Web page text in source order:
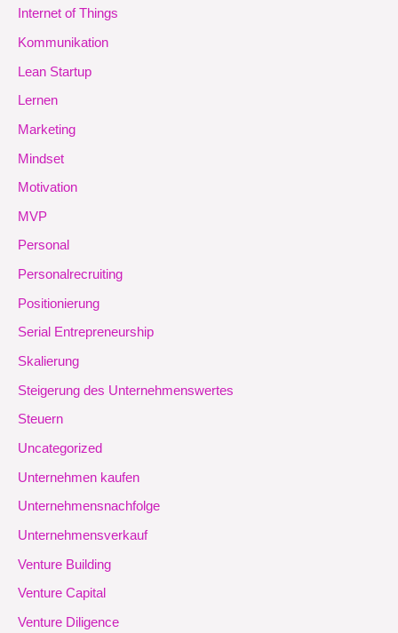
Internet of Things
Kommunikation
Lean Startup
Lernen
Marketing
Mindset
Motivation
MVP
Personal
Personalrecruiting
Positionierung
Serial Entrepreneurship
Skalierung
Steigerung des Unternehmenswertes
Steuern
Uncategorized
Unternehmen kaufen
Unternehmensnachfolge
Unternehmensverkauf
Venture Building
Venture Capital
Venture Diligence